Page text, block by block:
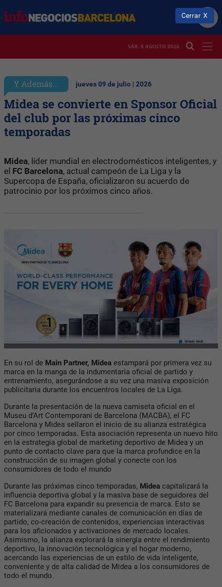
SÁB. 8 AGOSTO 2026
Y Además... jueves 09 de julio | 2026
Midea se convierte en Sponsor Oficial
del club por las próximas cinco
temporadas
Midea, líder mundial en electrodomésticos inteligentes, y
el FC Barcelona, actual campeón de La Liga y la
Supercopa de España, oficializaron su acuerdo de
patrocinio por los próximos cinco años.
En su rol de Main Partner, Midea estampará por primera vez su
marca en la manga de la indumentaria oficial de partido y
entrenamiento, asegurándose a su vez una masiva exposición
publicitaria durante los encuentros locales de La Liga.
Durante la presentación de la nueva camiseta oficial en el
Museu d’Art Contemporani de Barcelona (MACBA), el FC
Barcelona y Midea sellaron el inicio de su alianza estratégica
por cinco temporadas. Esta asociación representa un nuevo hito
en la estrategia global de marketing deportivo de Midea y un
punto de contacto clave para que la marca profundice en la
construcción de su imagen global y conecte con los
consumidores de todo el mundo
Durante las próximas cinco temporadas, Midea capitalizará la
influencia deportiva global y la masiva base de seguidores del
FC Barcelona para expandir su presencia de marca. Esto se
materializará mediante canales de comunicación en días de
partido, co-creación de contenidos, experiencias interactivas
para los aficionados y activaciones de mercado locales.
Asimismo, la alianza explorará la sinergia entre el rendimiento
deportivo, la innovación tecnológica y el hogar moderno,
acercando las experiencias de un estilo de vida inteligente,
conveniente y de alta calidad de Midea a los consumidores de
todo el mundo.
Cerrar